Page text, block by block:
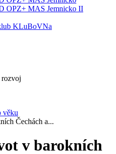
OPZ+ MAS Jemnicko II
KLuBoVNa
věku
Čechách a...
v barokních